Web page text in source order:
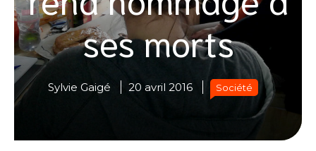
ses morts
Sylvie Gaigé 20 avril 2016 Société